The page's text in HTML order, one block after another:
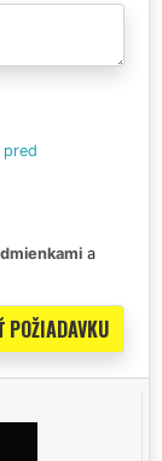
pred
a